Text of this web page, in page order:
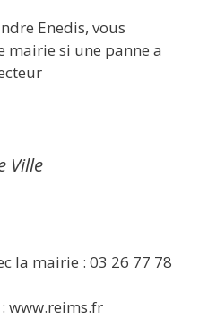
Enedis, vous
mairie si une panne a
Ville
la mairie : 03 26 77 78
www.reims.fr